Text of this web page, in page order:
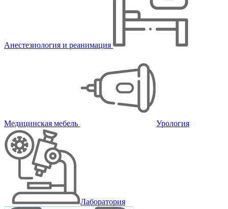
Анестезиология и реанимация
Медицинская мебель Урология
Лаборатория